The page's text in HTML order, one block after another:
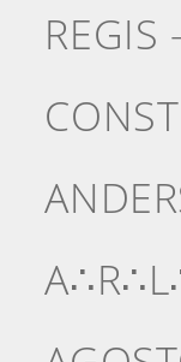
REGIS